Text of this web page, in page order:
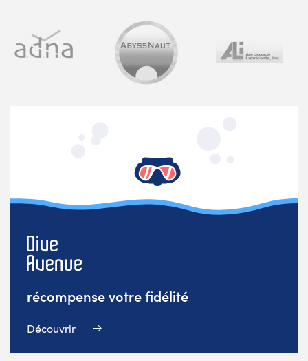
récompense votre fidélité
Découvrir